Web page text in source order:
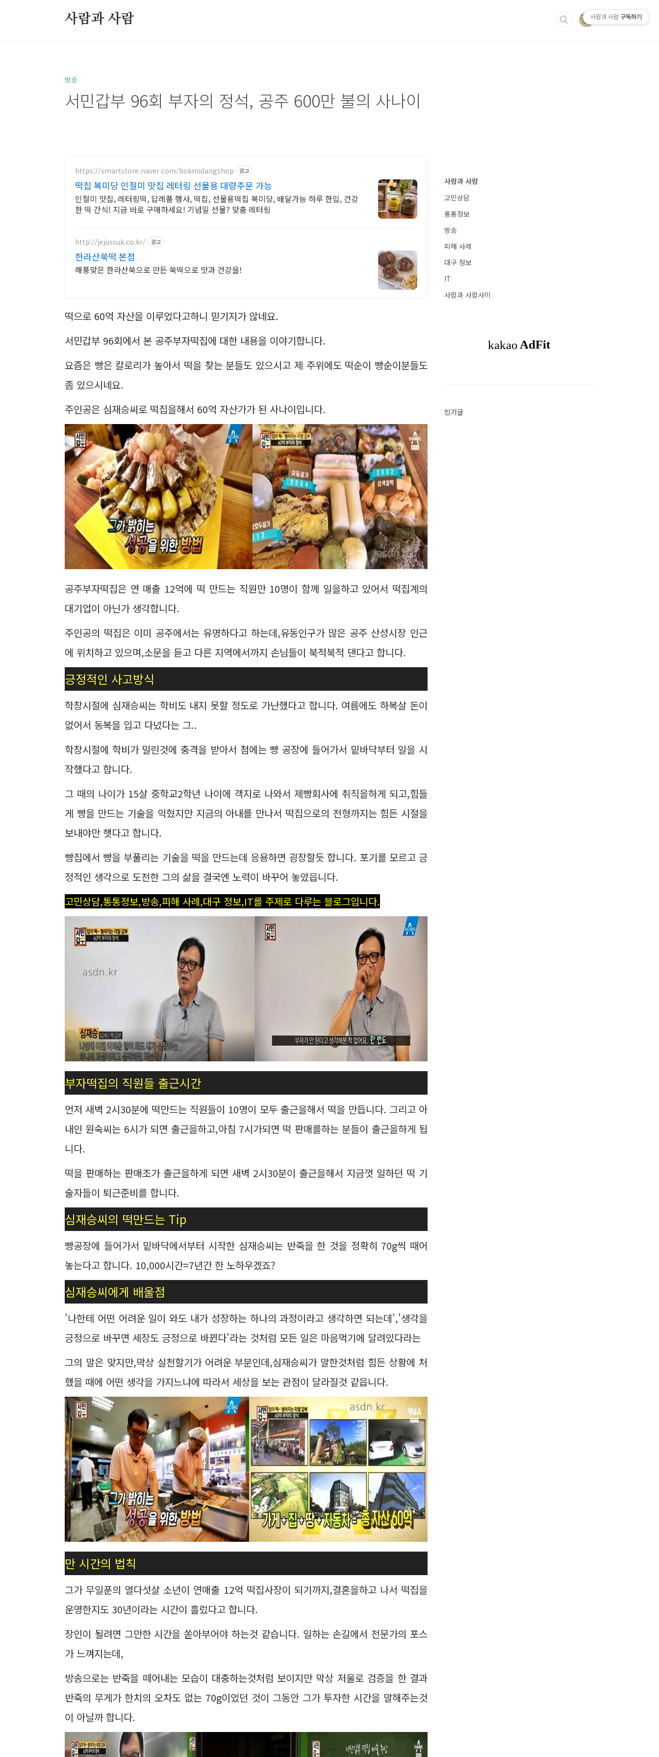
사람과 사람
방송
서민갑부 96회 부자의 정석, 공주 600만 불의 사나이
https://smartstore.naver.com/bokmidangshop 광고
떡집 복미당 인절미 맛집 레터링 선물용 대량주문 가능
인절미 맛집, 레터링떡, 답례품 행사, 떡집, 선물용떡집 복미당, 배달가능 하루 한입, 건강
한 떡 간식! 지금 바로 구매하세요! 기념일 선물? 맞춤 레터링
http://jejussuk.co.kr/ 광고
한라산쑥떡 본점
해풍맞은 한라산쑥으로 만든 쑥떡으로 맛과 건강을!
떡으로 60억 자산을 이루었다고하니 믿기지가 않네요.
서민갑부 96회에서 본 공주부자떡집에 대한 내용을 이야기합니다.
요즘은 빵은 칼로리가 높아서 떡을 찾는 분들도 있으시고 제 주위에도 떡순이 빵순이분들도
좀 있으시네요.
주인공은 심재승씨로 떡집을해서 60억 자산가가 된 사나이입니다.
공주부자떡집은 연 매출 12억에 떡 만드는 직원만 10명이 함께 일을하고 있어서 떡집계의
대기업이 아닌가 생각합니다.
주인공의 떡집은 이미 공주에서는 유명하다고 하는데,유동인구가 많은 공주 산성시장 인근
에 위치하고 있으며,소문을 듣고 다른 지역에서까지 손님들이 북적북적 댄다고 합니다.
긍정적인 사고방식
학창시절에 심재승씨는 학비도 내지 못할 정도로 가난했다고 합니다. 여름에도 하복살 돈이
없어서 동복을 입고 다녔다는 그..
학창시절에 학비가 밀린것에 충격을 받아서 첨에는 빵 공장에 들어가서 밑바닥부터 일을 시
작했다고 합니다.
그 때의 나이가 15살 중학교2학년 나이에 객지로 나와서 제빵회사에 취직을하게 되고,힘들
게 빵을 만드는 기술을 익혔지만 지금의 아내를 만나서 떡집으로의 전형까지는 힘든 시절을
보내야만 햇다고 합니다.
빵집에서 빵을 부풀리는 기술을 떡을 만드는데 응용하면 굉장할듯 합니다. 포기를 모르고 긍
정적인 생각으로 도전한 그의 삶을 결국엔 노력이 바꾸어 놓았읍니다.
고민상담,통통정보,방송,피해 사례,대구 정보,IT를 주제로 다루는 블로그입니다.
부자떡집의 직원들 출근시간
먼저 새벽 2시30분에 떡만드는 직원들이 10명이 모두 출근을해서 떡을 만듭니다. 그리고 아
내인 원숙씨는 6시가 되면 출근을하고,아침 7시가되면 떡 판매를하는 분들이 출근을하게 됩
니다.
떡을 판매하는 판매조가 출근을하게 되면 새벽 2시30분이 출근을해서 지금껏 일하던 떡 기
술자들이 퇴근준비를 합니다.
심재승씨의 떡만드는 Tip
빵공장에 들어가서 밑바닥에서부터 시작한 심재승씨는 반죽을 한 것을 정확히 70g씩 때어
놓는다고 합니다. 10,000시간=7년간 한 노하우겠죠?
심재승씨에게 배울점
'나한테 어떤 어려운 일이 와도 내가 성장하는 하나의 과정이라고 생각하면 되는데','생각을
긍정으로 바꾸면 세장도 긍정으로 바뀐다'라는 것처럼 모든 일은 마음먹기에 달려있다라는
그의 말은 맞지만,막상 실천할기가 어려운 부분인데,심재승씨가 말한것처럼 힘든 상황에 처
했을 때에 어떤 생각을 가지느냐에 따라서 세상을 보는 관점이 달라질것 같읍니다.
만 시간의 법칙
그가 무일푼의 열다섯살 소년이 연매출 12억 떡집사장이 되기까지,결혼을하고 나서 떡집을
운영한지도 30년이라는 시간이 흘렀다고 합니다.
장인이 될려면 그만한 시간을 쏟아부어야 하는것 같습니다. 일하는 손길에서 전문가의 포스
가 느껴지는데,
방송으로는 반죽을 떼어내는 모습이 대충하는것처럼 보이지만 막상 저울로 검증을 한 결과
반죽의 무게가 한치의 오차도 없는 70g이었던 것이 그동안 그가 투자한 시간을 말해주는것
이 아닐까 합니다.
사람과 사람
고민상담
통통정보
방송
피해 사례
대구 정보
IT
사람과 사람사이
인기글
사람과 사람 구독하기